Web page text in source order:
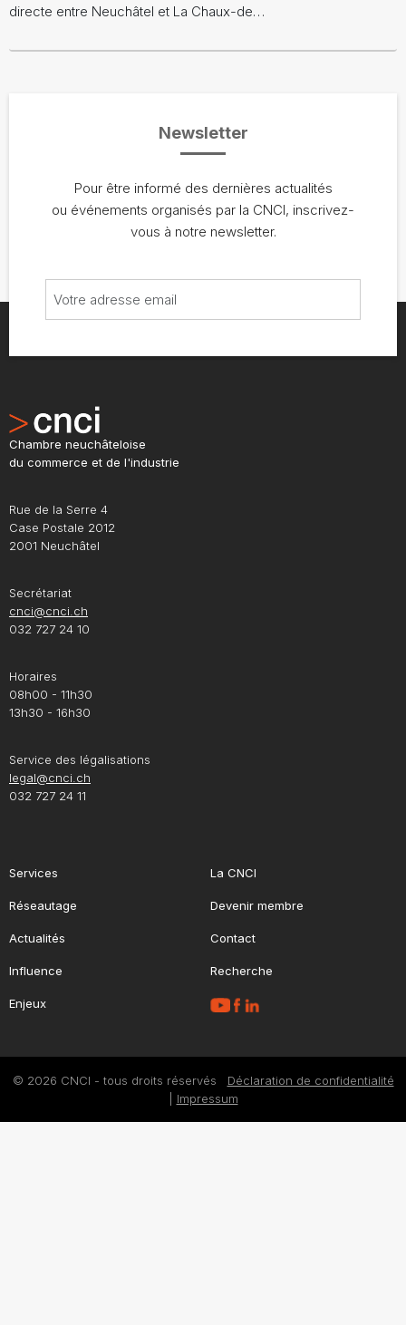
directe entre Neuchâtel et La Chaux-de…
Newsletter
Pour être informé des dernières actualités
ou événements organisés par la CNCI, inscrivez-
vous à notre newsletter.
Chambre neuchâteloise
du commerce et de l'industrie
Rue de la Serre 4
Case Postale 2012
2001 Neuchâtel
Secrétariat
cnci@cnci.ch
032 727 24 10
Horaires
08h00 - 11h30
13h30 - 16h30
Service des légalisations
legal@cnci.ch
032 727 24 11
Services
Réseautage
Actualités
Influence
Enjeux
La CNCI
Devenir membre
Contact
Recherche
© 2026 CNCI - tous droits réservés Déclaration de confidentialité
Impressum